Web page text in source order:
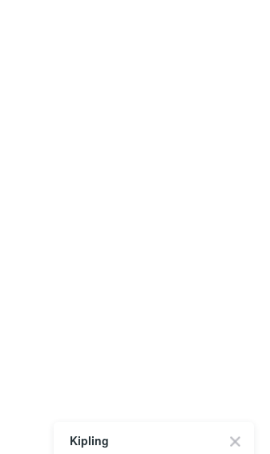
Kipling